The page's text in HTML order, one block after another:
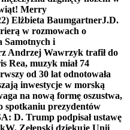
Merry
Elżbieta BaumgartnerJ.D.
w rozmowach o
Samotnych i
Andrzej Wawrzyk trafił do
Rea, muzyk miał 74
od 30 lat odnotowała
inwestycje w morską
na nową formę oszustwa,
spotkaniu prezydentów
D. Trump podpisał ustawę
W. Zełenski dziękuje Unii